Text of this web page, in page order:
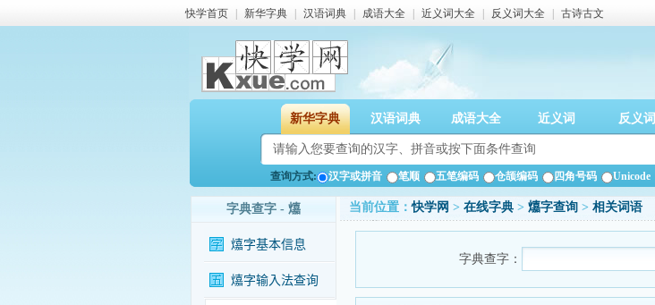
快学首页 新华字典 汉语词典 成语大全 近义词大全 反义词大全 古诗古文
新华字典 汉语词典 成语大全 近义词 反义词
查询方式: 汉字或拼音 笔顺 五笔编码 仓颉编码 四角号码 Unicode
字典查字 - 𤐵
𤐵字基本信息
𤐵字输入法查询
当前位置：快学网 > 在线字典 > 𤐵字查询 > 相关词语
字典查字：